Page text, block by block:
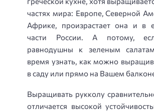
частях мира: Европе, Северной
Африке, произрастает она и в
части России. А потому,
равнодушны к зеленым
время узнать, как можно
в саду или прямо на Вашем
Выращивать рукколу
отличается высокой